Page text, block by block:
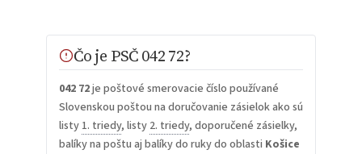
Čo je PSČ 042 72?
042 72je poštové smerovacie číslo používané
Slovenskou poštou na doručovanie zásielok ako sú
listy 1. triedy, listy 2. triedy, doporučené zásielky,
balíky na poštu aj balíky do ruky do oblasti Košice